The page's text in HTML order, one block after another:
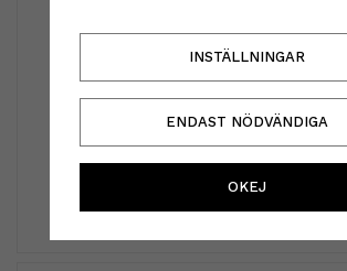
Schwarzkopf - ChromaID Bonding
369 kr
INSTÄLLNINGAR
ENDAST NÖDVÄNDIGA
OKEJ